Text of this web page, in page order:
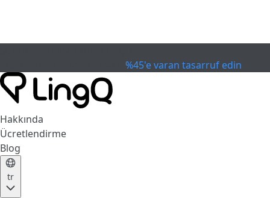
%45'e varan tasarruf edin
Hakkında
Ücretlendirme
Blog
tr